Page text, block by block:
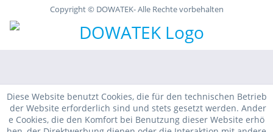
Copyright © DOWATEK- Alle Rechte vorbehalten
Diese Website benutzt Cookies, die für den technischen Betrieb
der Website erforderlich sind und stets gesetzt werden. Ander
e Cookies, die den Komfort bei Benutzung dieser Website erhö